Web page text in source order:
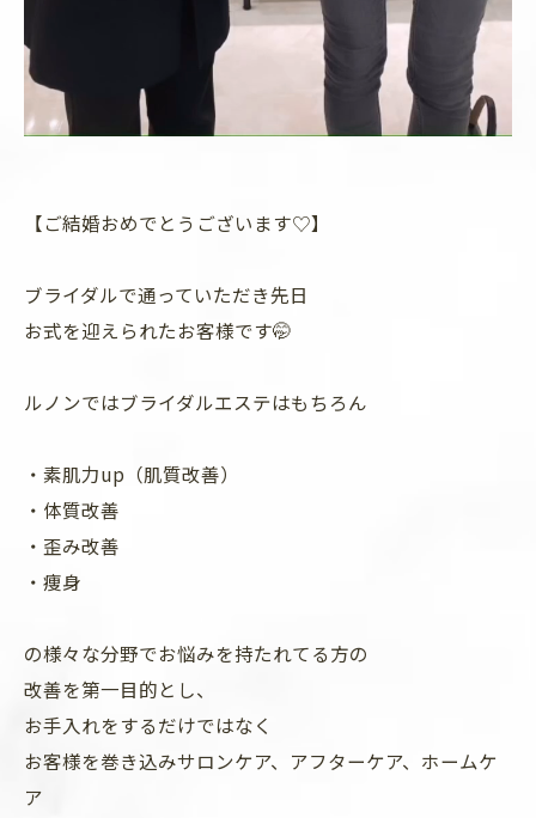
【ご結婚おめでとうございます♡】
ブライダルで通っていただき先日
お式を迎えられたお客様です🤭
ルノンではブライダルエステはもちろん
・素肌力up（肌質改善）
・体質改善
・歪み改善
・痩身
の様々な分野でお悩みを持たれてる方の
改善を第一目的とし、
お手入れをするだけではなく
お客様を巻き込みサロンケア、アフターケア、ホームケ
ア